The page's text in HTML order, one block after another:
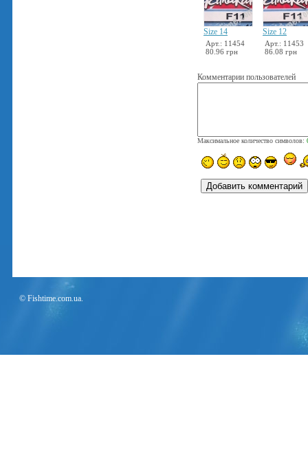
Size 14
Арт.: 11454
80.96 грн
Size 12
Арт.: 11453
86.08 грн
Комментарии пользователей
Максимальное количество символов:
© Fishtime.com.ua.